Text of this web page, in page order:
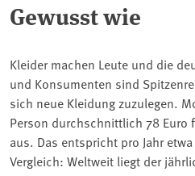
Gewusst wie
Kleider machen Leute und die
und Konsumenten sind
sich neue Kleidung zuzulegen.
Person durchschnittlich 78 Euro
aus. Das entspricht pro Jahr
Vergleich: Weltweit liegt der